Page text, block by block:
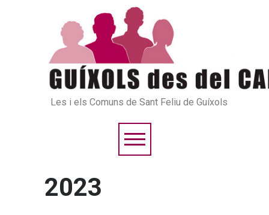
Les i els Comuns de Sant Feliu de Guíxols
2023